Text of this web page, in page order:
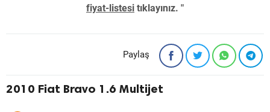
fiyat-listesi tıklayınız. "
Paylaş
2010 Fiat Bravo 1.6 Multijet